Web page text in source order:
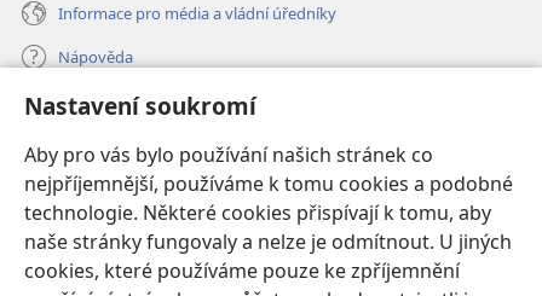
Nastavení soukromí
Aby pro vás bylo používání našich stránek co
nejpříjemnější, používáme k tomu cookies a podobné
technologie. Některé cookies přispívají k tomu, aby
naše stránky fungovaly a nelze je odmítnout. U jiných
cookies, které používáme pouze ke zpříjemnění
Informace pro média a vládní úředníky
Nápověda
Dary
nové
okno) ONLINE KNIHOVNA Strážné věže
(otevřeno
nové
okno)JW Hub®
(otevřeno
nové
®